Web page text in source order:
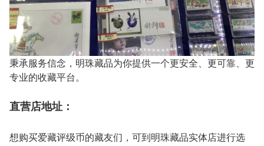
秉承服务信念，明珠藏品为你提供一个更安全、更可靠、更
专业的收藏平台。
直营店地址：
想购买爱藏评级币的藏友们，可到明珠藏品实体店进行选